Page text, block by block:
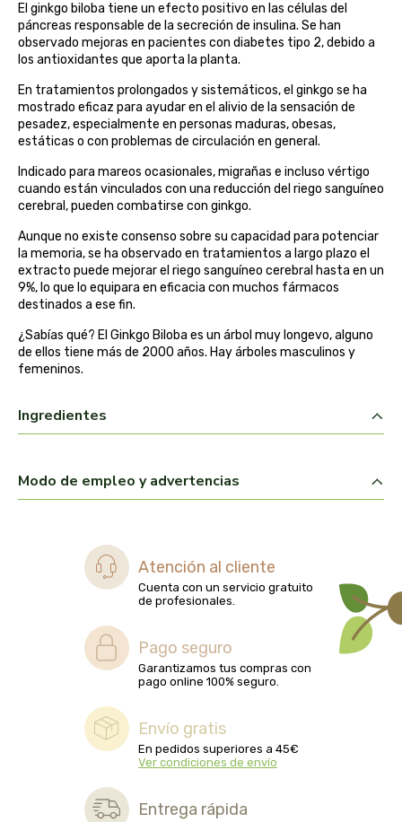
El ginkgo biloba tiene un efecto positivo en las células del
páncreas responsable de la secreción de insulina. Se han
observado mejoras en pacientes con diabetes tipo 2, debido a
los antioxidantes que aporta la planta.
En tratamientos prolongados y sistemáticos, el ginkgo se ha
mostrado eficaz para ayudar en el alivio de la sensación de
pesadez, especialmente en personas maduras, obesas,
estáticas o con problemas de circulación en general.
Indicado para mareos ocasionales, migrañas e incluso vértigo
cuando están vinculados con una reducción del riego sanguíneo
cerebral, pueden combatirse con ginkgo.
Aunque no existe consenso sobre su capacidad para potenciar
la memoria, se ha observado en tratamientos a largo plazo el
extracto puede mejorar el riego sanguíneo cerebral hasta en un
9%, lo que lo equipara en eficacia con muchos fármacos
destinados a ese fin.
¿Sabías qué? El Ginkgo Biloba es un árbol muy longevo, alguno
de ellos tiene más de 2000 años. Hay árboles masculinos y
femeninos.
Ingredientes
Modo de empleo y advertencias
Atención al cliente
Cuenta con un servicio gratuito
de profesionales.
Pago seguro
Garantizamos tus compras con
pago online 100% seguro.
Envío gratis
En pedidos superiores a 45€
Ver condiciones de envío
Entrega rápida
belsi
ben&anna
biarritz
bifemme
biobel
biobio
biocop
biokap
biolasi
biover
brinkers food
cal valls
calmmabis
captain kombucha